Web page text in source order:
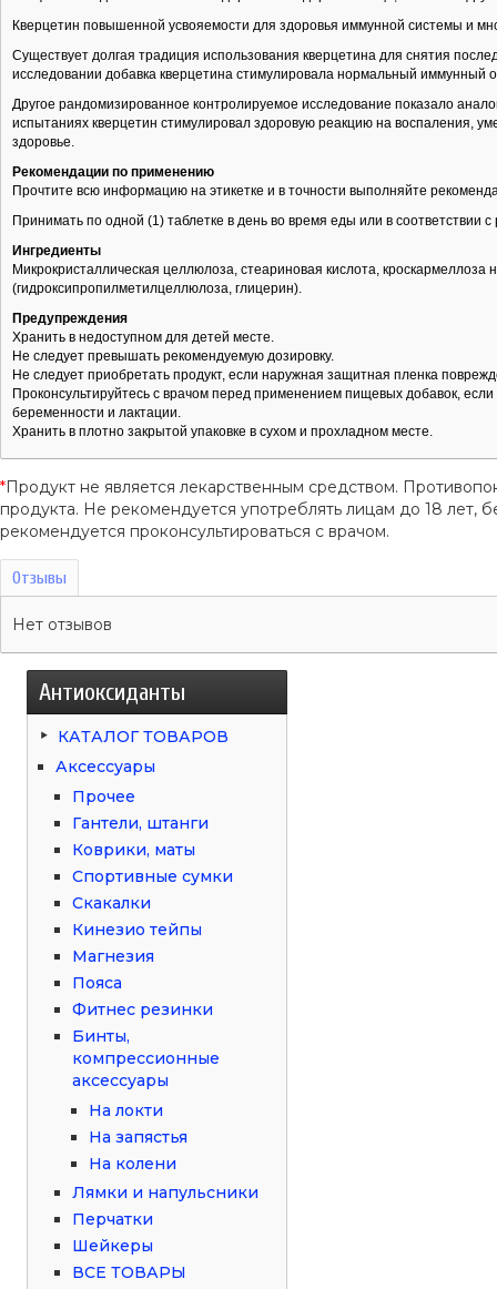
Кверцетин повышенной усвояемости для здоровья иммунной системы и
Существует долгая традиция использования кверцетина для снятия
исследовании добавка кверцетина стимулировала нормальный иммунный
Другое рандомизированное контролируемое исследование показало
испытаниях кверцетин стимулировал здоровую реакцию на воспаления,
здоровье.
Рекомендации по применению
Прочтите всю информацию на этикетке и в точности выполняйте
Принимать по одной (1) таблетке в день во время еды или в соответствии
Ингредиенты
Микрокристаллическая целлюлоза, стеариновая кислота,
(гидроксипропилметилцеллюлоза, глицерин).
Предупреждения
Хранить в недоступном для детей месте.
Не следует превышать рекомендуемую дозировку.
Не следует приобретать продукт, если наружная защитная пленка
Проконсультируйтесь с врачом перед применением пищевых добавок,
беременности и лактации.
Хранить в плотно закрытой упаковке в сухом и прохладном месте.
*Продукт не является лекарственным средством.
продукта. Не рекомендуется употреблять лицам до 18
рекомендуется проконсультироваться с врачом.
Отзывы
Нет отзывов
Антиоксиданты
КАТАЛОГ ТОВАРОВ
Аксессуары
Прочее
Гантели, штанги
Коврики, маты
Спортивные сумки
Скакалки
Кинезио тейпы
Магнезия
Пояса
Фитнес резинки
Бинты,
компрессионные
аксессуары
На локти
На запястья
На колени
Лямки и напульсники
Перчатки
Шейкеры
ВСЕ ТОВАРЫ